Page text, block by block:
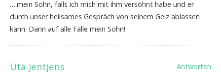
….mein Sohn, falls ich mich mit ihm versöhnt habe und er
durch unser heilsames Gespräch von seinem Geiz ablassen
kann. Dann auf alle Fälle mein Sohn!
Uta Jentjens
Antworten